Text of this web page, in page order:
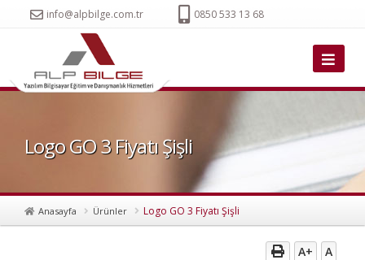
info@alpbilge.com.tr 0850 533 13 68
Logo GO 3 Fiyatı Şişli
Anasayfa Ürünler Logo GO 3 Fiyatı Şişli
A+ A